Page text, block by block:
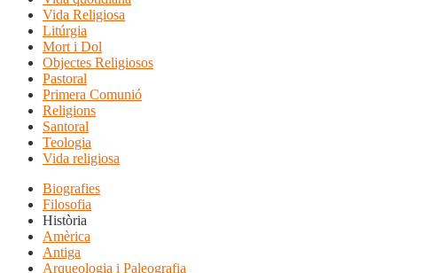
Vida Religiosa
Litúrgia
Mort i Dol
Objectes Religiosos
Pastoral
Primera Comunió
Religions
Santoral
Teologia
Vida religiosa
Biografies
Filosofia
Història
Amèrica
Antiga
Arqueologia i Paleografia